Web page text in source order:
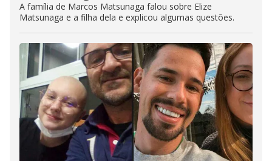
A família de Marcos Matsunaga falou sobre Elize
Matsunaga e a filha dela e explicou algumas questões.